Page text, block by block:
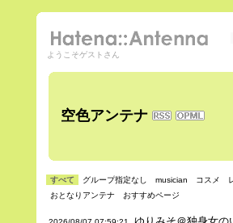
ようこそゲストさん
空色アンテナ
すべて グループ指定なし musician コスメ
おとなりアンテナ
おすすめページ